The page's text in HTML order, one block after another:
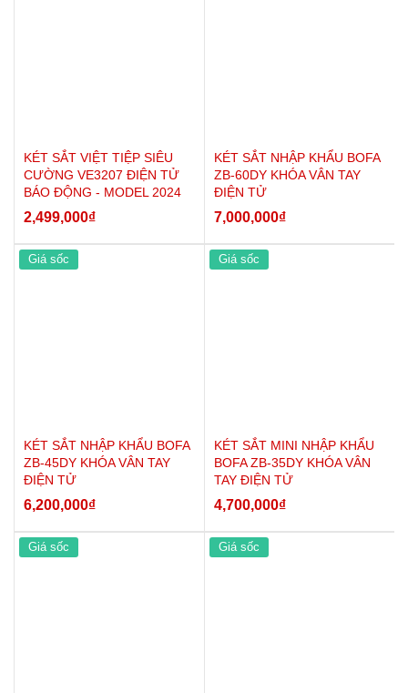
KÉT SẮT VIỆT TIỆP SIÊU
CƯỜNG VE3207 ĐIỆN TỬ
BÁO ĐỘNG - MODEL 2024
2,499,000₫
KÉT SẮT NHẬP KHẨU BOFA
ZB-60DY KHÓA VÂN TAY
ĐIỆN TỬ
7,000,000₫
Giá sốc
KÉT SẮT NHẬP KHẨU BOFA
ZB-45DY KHÓA VÂN TAY
ĐIỆN TỬ
6,200,000₫
Giá sốc
KÉT SẮT MINI NHẬP KHẨU
BOFA ZB-35DY KHÓA VÂN
TAY ĐIỆN TỬ
4,700,000₫
Giá sốc Giá sốc